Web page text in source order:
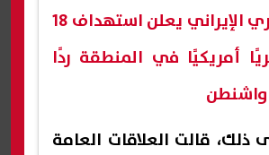
الحرس الثوري الإيراني يعلن استهداف 18
أمريكيًا في المنطقة ردًا
ذلك، قالت العلاقات العامة